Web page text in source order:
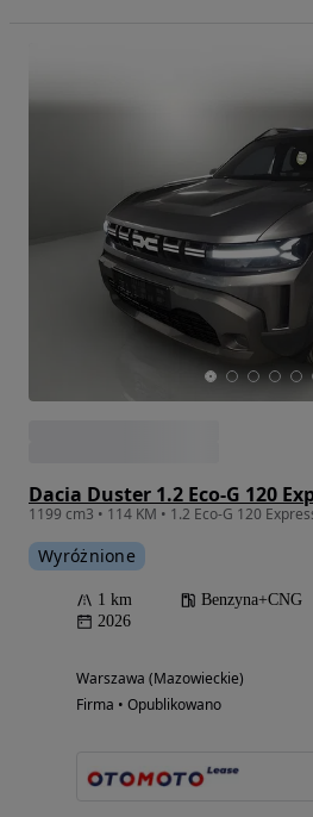
Dacia Duster 1.2 Eco-G 120
1199 cm3 • 114 KM • 1.2 Eco-G 120
Wyróżnione
1 km Benzyna+CNG
2026
Warszawa (Mazowieckie)
Firma • Opublikowano